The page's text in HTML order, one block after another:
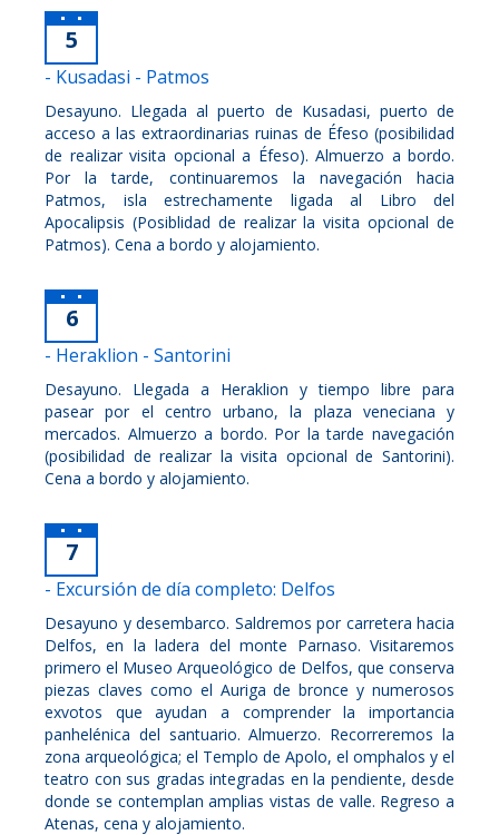
5
- Kusadasi - Patmos
Desayuno. Llegada al puerto de Kusadasi, puerto de
acceso a las extraordinarias ruinas de Éfeso (posibilidad
de realizar visita opcional a Éfeso). Almuerzo a bordo.
Por la tarde, continuaremos la navegación hacia
Patmos, isla estrechamente ligada al Libro del
Apocalipsis (Posiblidad de realizar la visita opcional de
Patmos). Cena a bordo y alojamiento.
6
- Heraklion - Santorini
Desayuno. Llegada a Heraklion y tiempo libre para
pasear por el centro urbano, la plaza veneciana y
mercados. Almuerzo a bordo. Por la tarde navegación
(posibilidad de realizar la visita opcional de Santorini).
Cena a bordo y alojamiento.
7
- Excursión de día completo: Delfos
Desayuno y desembarco. Saldremos por carretera hacia
Delfos, en la ladera del monte Parnaso. Visitaremos
primero el Museo Arqueológico de Delfos, que conserva
piezas claves como el Auriga de bronce y numerosos
exvotos que ayudan a comprender la importancia
panhelénica del santuario. Almuerzo. Recorreremos la
zona arqueológica; el Templo de Apolo, el omphalos y el
teatro con sus gradas integradas en la pendiente, desde
donde se contemplan amplias vistas de valle. Regreso a
Atenas, cena y alojamiento.